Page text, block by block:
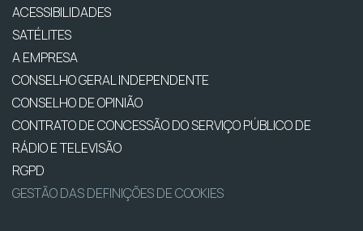
ACESSIBILIDADES
SATÉLITES
A EMPRESA
CONSELHO GERAL INDEPENDENTE
CONSELHO DE OPINIÃO
CONTRATO DE CONCESSÃO DO SERVIÇO PÚBLICO DE
RÁDIO E TELEVISÃO
RGPD
GESTÃO DAS DEFINIÇÕES DE COOKIES